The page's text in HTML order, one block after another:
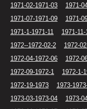
1971-02-1971-03
1971-
1971-07-1971-09
1971-
1971-1-1971-11
1971-
1972--1972-02-2
1972-
1972-04-1972-06
1972-
1972-09-1972-1
1972-1-
1972-19-1973
1973-
1973-03-1973-04
1973-